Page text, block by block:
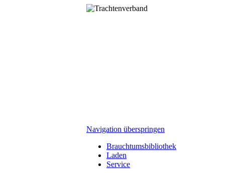
Navigation überspringen
Brauchtumsbibliothek
Laden
Service